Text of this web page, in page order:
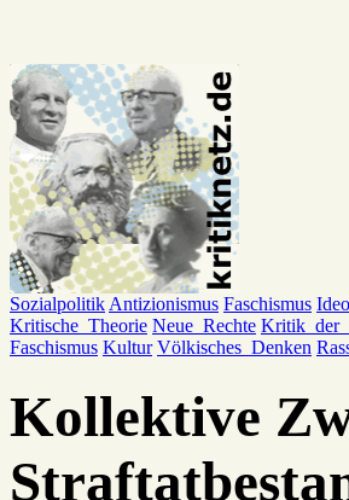
Sozialpolitik Antizionismus Faschismus
Kritische_Theorie Neue_Rechte
Faschismus Kultur Völkisches_Denken
Kollektive